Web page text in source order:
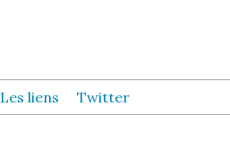
Les liens Twitter